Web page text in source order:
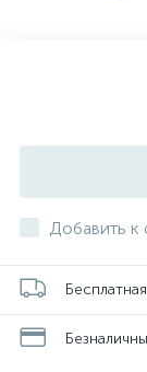
Добавить к